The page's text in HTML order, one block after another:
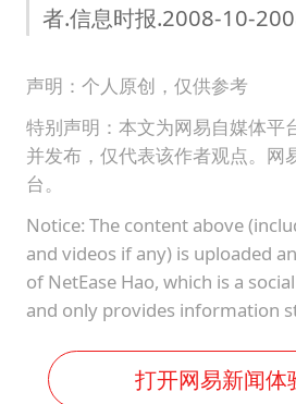
者.信息时报.2008-10-
声明：个人原创，仅供参考
特别声明：本文为网易自媒体平
并发布，仅代表该作者观点。网
台。
Notice: The content above
and videos if any) is uploaded
of NetEase Hao, which is a
and only provides information
打开网易新闻体